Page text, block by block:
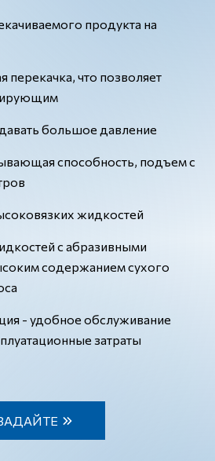
продукта на
что позволяет
большое давление
способность, подъем с
жидкостей
с абразивными
содержанием сухого
- удобное обслуживание
затраты